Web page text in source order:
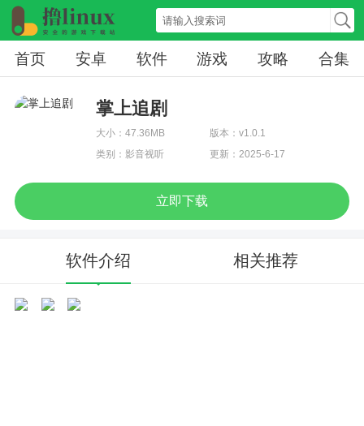
首页 安卓 软件 游戏 攻略 合集
掌上追剧
大小：47.36MB
版本：v1.0.1
类别：影音视听
更新：2025-6-17
立即下载
软件介绍 相关推荐